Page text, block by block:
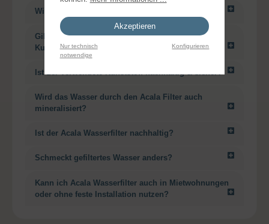
Wie lange hält eine Acala Filterkartusche?
Gibt es Acala Wasserfilter aus Glas oder nur aus
Kunststoff?
Ist der verwendete Kunststoff nachhaltig & sicher?
Wird das Wasser durch den Acala Filter auch
mineralisiert?
Ist der Acala Wasserfilter nachhaltig?
Schmeckt gefiltertes Wasser anders?
Kann ich Acala Wasserfilter auch in Mietwohnungen
oder ohne feste Installation nutzen?
Akzeptieren
Nur technisch
notwendige
Konfigurieren